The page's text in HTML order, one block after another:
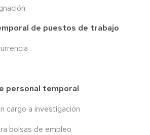
de puestos de trabajo
personal temporal
cargo a investigación
bolsas de empleo